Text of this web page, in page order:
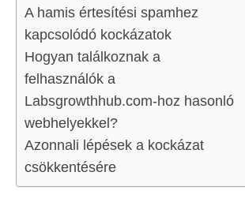
A hamis értesítési spamhez
kapcsolódó kockázatok
Hogyan találkoznak a
felhasználók a
Labsgrowthhub.com-hoz hasonló
webhelyekkel?
Azonnali lépések a kockázat
csökkentésére